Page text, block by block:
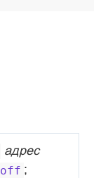
адрес
off ;